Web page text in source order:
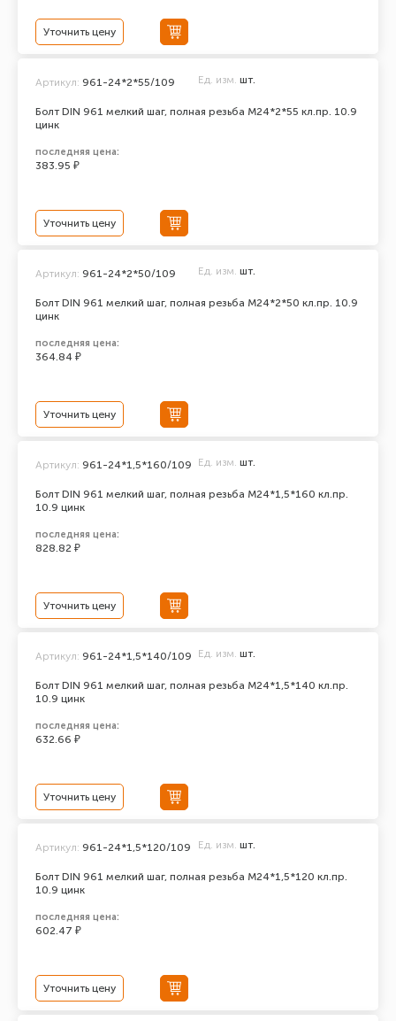
Уточнить цену
Болт DIN 961 мелкий шаг, полная резьба M24*2*55 кл.пр. 10.9
цинк
Артикул: 961-24*2*55/109 Ед. изм. шт.
последняя цена:
383.95 ₽
Уточнить цену
Болт DIN 961 мелкий шаг, полная резьба M24*2*50 кл.пр. 10.9
цинк
Артикул: 961-24*2*50/109 Ед. изм. шт.
последняя цена:
364.84 ₽
Уточнить цену
Болт DIN 961 мелкий шаг, полная резьба M24*1,5*160 кл.пр.
10.9 цинк
Артикул: 961-24*1,5*160/109 Ед. изм. шт.
последняя цена:
828.82 ₽
Уточнить цену
Болт DIN 961 мелкий шаг, полная резьба M24*1,5*140 кл.пр.
10.9 цинк
Артикул: 961-24*1,5*140/109 Ед. изм. шт.
последняя цена:
632.66 ₽
Уточнить цену
Болт DIN 961 мелкий шаг, полная резьба M24*1,5*120 кл.пр.
10.9 цинк
Артикул: 961-24*1,5*120/109 Ед. изм. шт.
последняя цена:
602.47 ₽
Уточнить цену